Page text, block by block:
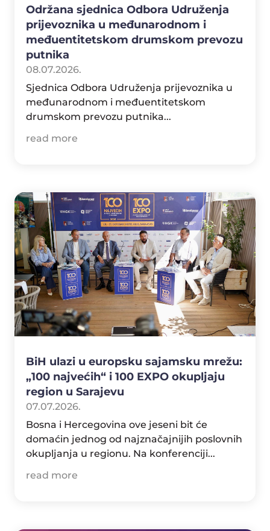
Održana sjednica Odbora Udruženja
prijevoznika u međunarodnom i
međuentitetskom drumskom prevozu
putnika
08.07.2026.
Sjednica Odbora Udruženja prijevoznika u
međunarodnom i međuentitetskom
drumskom prevozu putnika...
read more
BiH ulazi u europsku sajamsku mrežu:
„100 najvećih“ i 100 EXPO okupljaju
region u Sarajevu
07.07.2026.
Bosna i Hercegovina ove jeseni bit će
domaćin jednog od najznačajnijih poslovnih
okupljanja u regionu. Na konferenciji...
read more